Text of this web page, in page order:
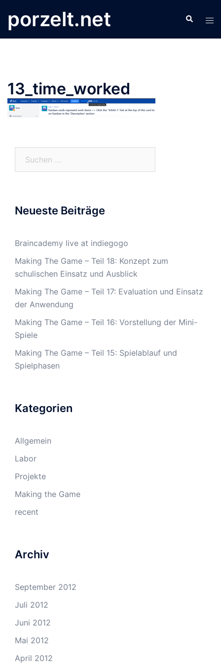
Inhalt
springen
porzelt.net Search
13_time_worked
Neueste Beiträge
Braincademy live at indiegogo
Making The Game – Teil 18: Konzept zum
schulischen Einsatz und Ausblick
Making The Game – Teil 17: Evaluation und Einsatz
der Anwendung
Making The Game – Teil 16: Vorstellung der Mini-
Spiele
Making The Game – Teil 15: Spielablauf und
Spielphasen
Kategorien
Allgemein
Labor
Projekte
Making the Game
recent
Archiv
September 2012
Juli 2012
Juni 2012
Mai 2012
April 2012